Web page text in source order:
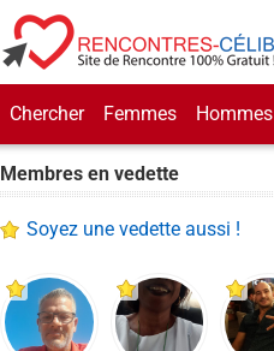
Chercher Femmes Hommes
Membres en vedette
Soyez une vedette aussi !